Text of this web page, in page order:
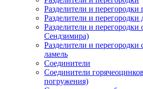
Разделители и
Разделители и перегородки
Разделители и
Сендзимира)
Разделители и
ламель
Соединители
Соединители
погружения)